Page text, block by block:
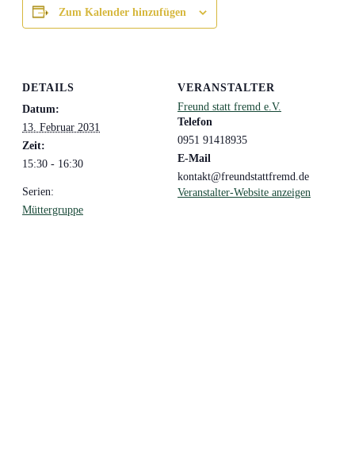
Zum Kalender hinzufügen
DETAILS
Datum:
13. Februar 2031
Zeit:
15:30 - 16:30
Serien:
Müttergruppe
VERANSTALTER
Freund statt fremd e.V.
Telefon
0951 91418935
E-Mail
kontakt@freundstattfremd.de
Veranstalter-Website anzeigen